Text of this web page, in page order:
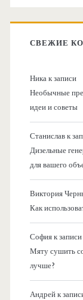
СВЕЖИЕ
Никак записи
Необычные
идеи и советы
Станиславк
Дизельные
для вашего
Виктория
Как
Софияк записи
Мяту сушить
лучше?
Андрейк